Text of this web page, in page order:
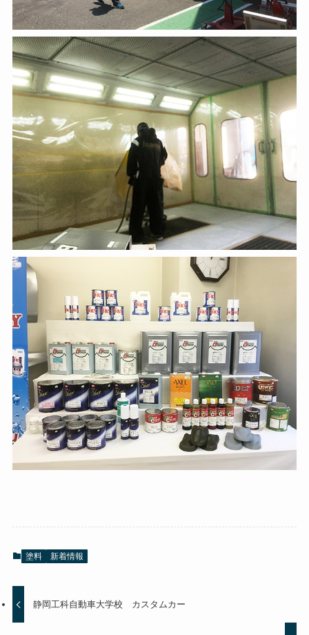
塗料 新着情報
静岡工科自動車大学校 カスタムカー